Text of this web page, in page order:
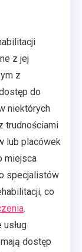
z jej
z
do
niektórych
trudnościami
lub placówek
miejsca
specjalistów
co
.
dostęp